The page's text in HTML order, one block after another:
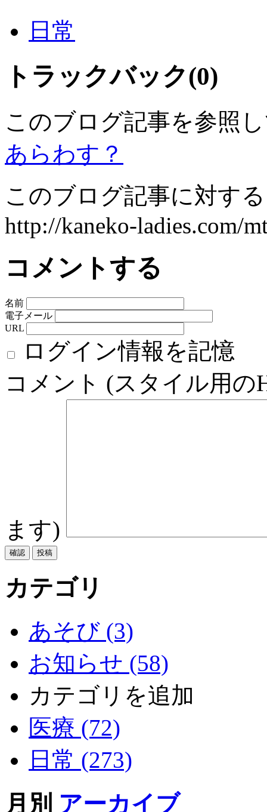
日常
トラックバック(0)
このブログ記事を参照
あらわす？
このブログ記事に対す
http://kaneko-ladies.com/
コメントする
名前
電子メール
URL
ログイン情報を記憶
コメント (スタイル用
ます)
カテゴリ
あそび (3)
お知らせ (58)
カテゴリを追加
医療 (72)
日常 (273)
月別 アーカイブ